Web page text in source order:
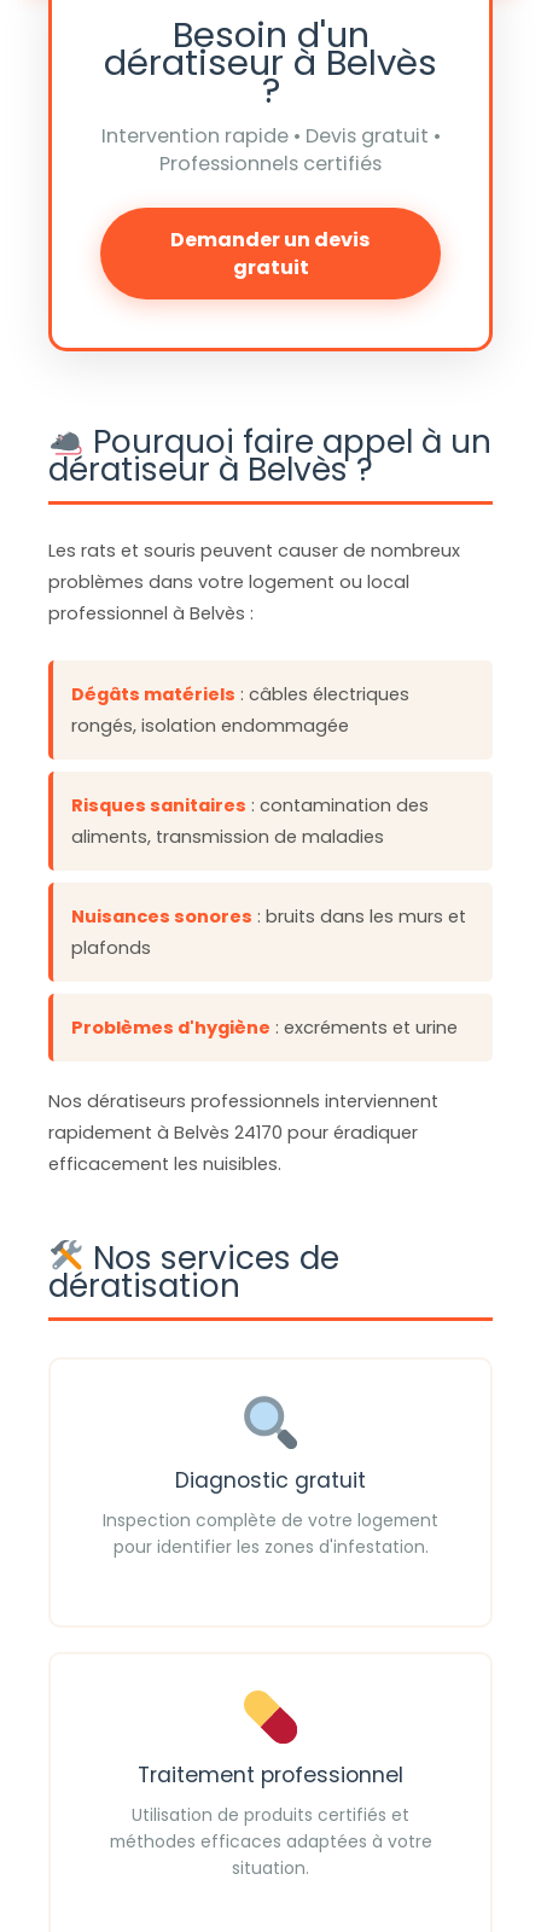
Besoin d'un
dératiseur à Belvès
?
Intervention rapide • Devis gratuit •
Professionnels certifiés
Demander un devis
gratuit
Pourquoi faire appel à un
dératiseur à Belvès ?
Les rats et souris peuvent causer de nombreux
problèmes dans votre logement ou local
professionnel à Belvès :
Dégâts matériels : câbles électriques
rongés, isolation endommagée
Risques sanitaires : contamination des
aliments, transmission de maladies
Nuisances sonores : bruits dans les murs et
plafonds
Problèmes d'hygiène : excréments et urine
Nos dératiseurs professionnels interviennent
rapidement à Belvès 24170 pour éradiquer
efficacement les nuisibles.
Nos services de
dératisation
Diagnostic gratuit
Inspection complète de votre logement
pour identifier les zones d'infestation.
Traitement professionnel
Utilisation de produits certifiés et
méthodes efficaces adaptées à votre
situation.